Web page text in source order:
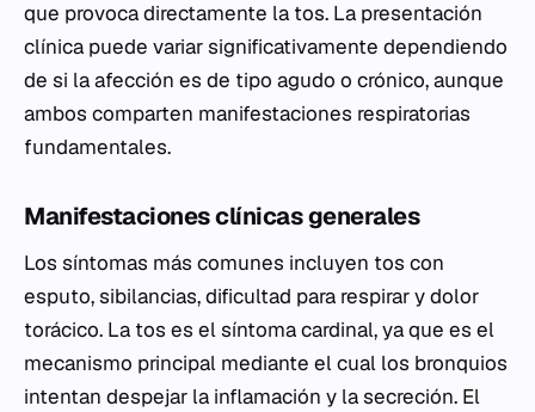
que provoca directamente la tos. La presentación
clínica puede variar significativamente dependiendo
de si la afección es de tipo agudo o crónico, aunque
ambos comparten manifestaciones respiratorias
fundamentales.
Manifestaciones clínicas generales
Los síntomas más comunes incluyen tos con
esputo, sibilancias, dificultad para respirar y dolor
torácico. La tos es el síntoma cardinal, ya que es el
mecanismo principal mediante el cual los bronquios
intentan despejar la inflamación y la secreción. El